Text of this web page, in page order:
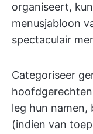
organiseert,
menusjabloon
spectaculair
Categoriseer
leg hun namen,
(indien van